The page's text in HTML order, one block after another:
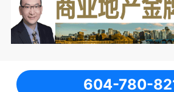
604-780-